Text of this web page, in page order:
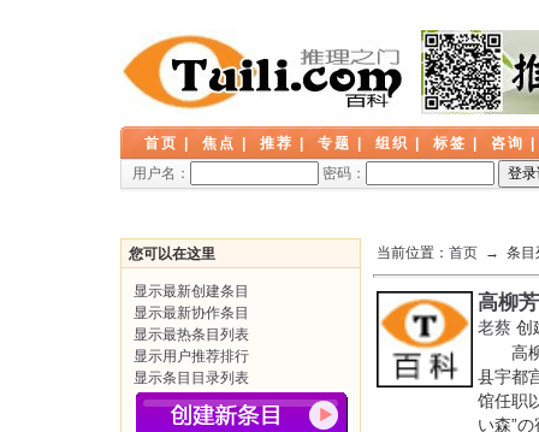
首页 焦点 推荐 专题 组织 标签 咨询
用户名：
密码：
您可以在这里
显示最新创建条目
显示最新协作条目
显示最热条目列表
显示用户推荐排行
显示条目目录列表
当前位置： 首页 → 条目
高柳
老蔡 创
高柳
县宇都
馆任职
い森”